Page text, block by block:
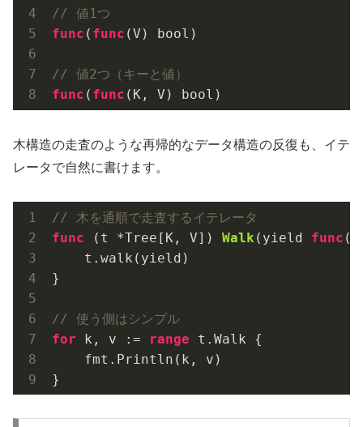
// 値1つ
func ( func (V) bool)
// 値2つ（キーと値）
func ( func (K, V)
木構造の走査のような再帰的なデータ構造の反復も、イテ
レータで自然に書けます。
// 木を通順で走査するイテレータ
func
(t *Tree[K, V]) Walk (yield func
    t.walk(yield)
}
// 使う側はシンプル
for k, v := range t.Walk {
    fmt.Println(k, v)